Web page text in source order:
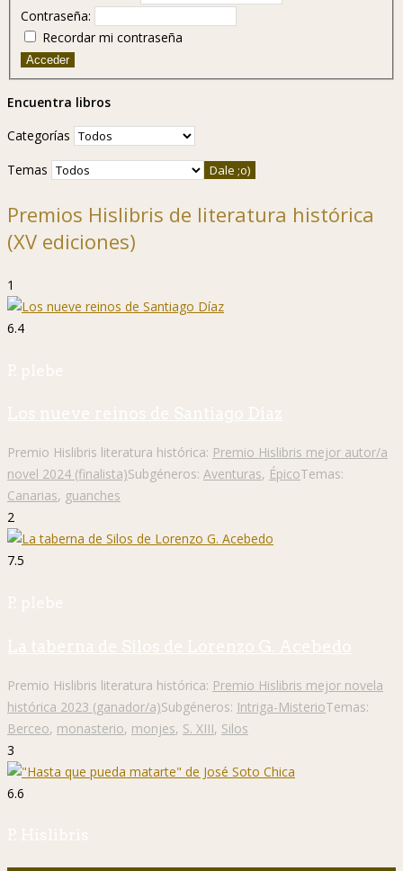
Contraseña:
Recordar mi contraseña
Acceder
Encuentra libros
Categorías
Temas
Premios Hislibris de literatura histórica
(XV ediciones)
1
6.4
P. plebe
Los nueve reinos de Santiago Díaz
Premio Hislibris literatura histórica: Premio Hislibris mejor autor/a
novel 2024 (finalista)Subgéneros: Aventuras, ÉpicoTemas:
Canarias, guanches
2
7.5
P. plebe
La taberna de Silos de Lorenzo G. Acebedo
Premio Hislibris literatura histórica: Premio Hislibris mejor novela
histórica 2023 (ganador/a)Subgéneros: Intriga-MisterioTemas:
Berceo, monasterio, monjes, S. XIII, Silos
3
6.6
P. Hislibris